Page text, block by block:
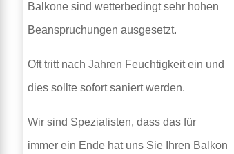
Balkone sind wetterbedingt sehr hohen
Beanspruchungen ausgesetzt.
Oft tritt nach Jahren Feuchtigkeit ein und
dies sollte sofort saniert werden.
Wir sind Spezialisten, dass das für
immer ein Ende hat uns Sie Ihren Balkon